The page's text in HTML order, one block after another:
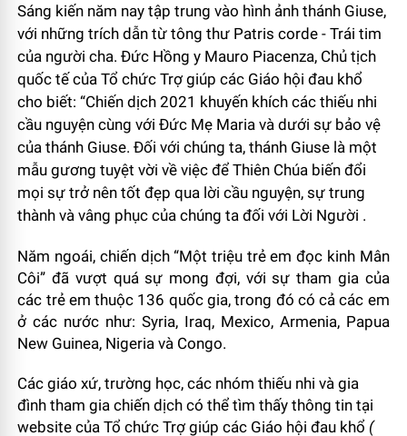
Sáng kiến năm nay tập trung vào hình ảnh thánh Giuse,
với những trích dẫn từ tông thư Patris corde - Trái tim
của người cha. Đức Hồng y Mauro Piacenza, Chủ tịch
quốc tế của Tổ chức Trợ giúp các Giáo hội đau khổ
cho biết: “Chiến dịch 2021 khuyến khích các thiếu nhi
cầu nguyện cùng với Đức Mẹ Maria và dưới sự bảo vệ
của thánh Giuse. Đối với chúng ta, thánh Giuse là một
mẫu gương tuyệt vời về việc để Thiên Chúa biến đổi
mọi sự trở nên tốt đẹp qua lời cầu nguyện, sự trung
thành và vâng phục của chúng ta đối với Lời Người .
Năm ngoái, chiến dịch “Một triệu trẻ em đọc kinh Mân
Côi” đã vượt quá sự mong đợi, với sự tham gia của
các trẻ em thuộc 136 quốc gia, trong đó có cả các em
ở các nước như: Syria, Iraq, Mexico, Armenia, Papua
New Guinea, Nigeria và Congo.
Các giáo xứ, trường học, các nhóm thiếu nhi và gia
đình tham gia chiến dịch có thể tìm thấy thông tin tại
website của Tổ chức Trợ giúp các Giáo hội đau khổ (